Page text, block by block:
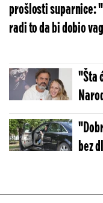
prošlosti suparnice:
radi to da bi dobio
"Šta
bez